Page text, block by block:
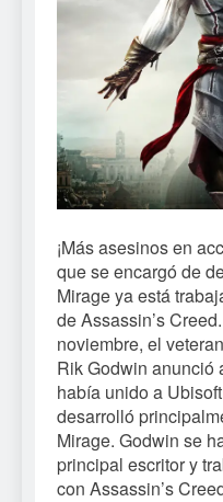
¡Más asesinos en
que se encargó de
Mirage ya está
de Assassin’s
noviembre, el
Rik Godwin anunció
había unido a
desarrolló
Mirage. Godwin se
principal escritor y
con Assassin’s